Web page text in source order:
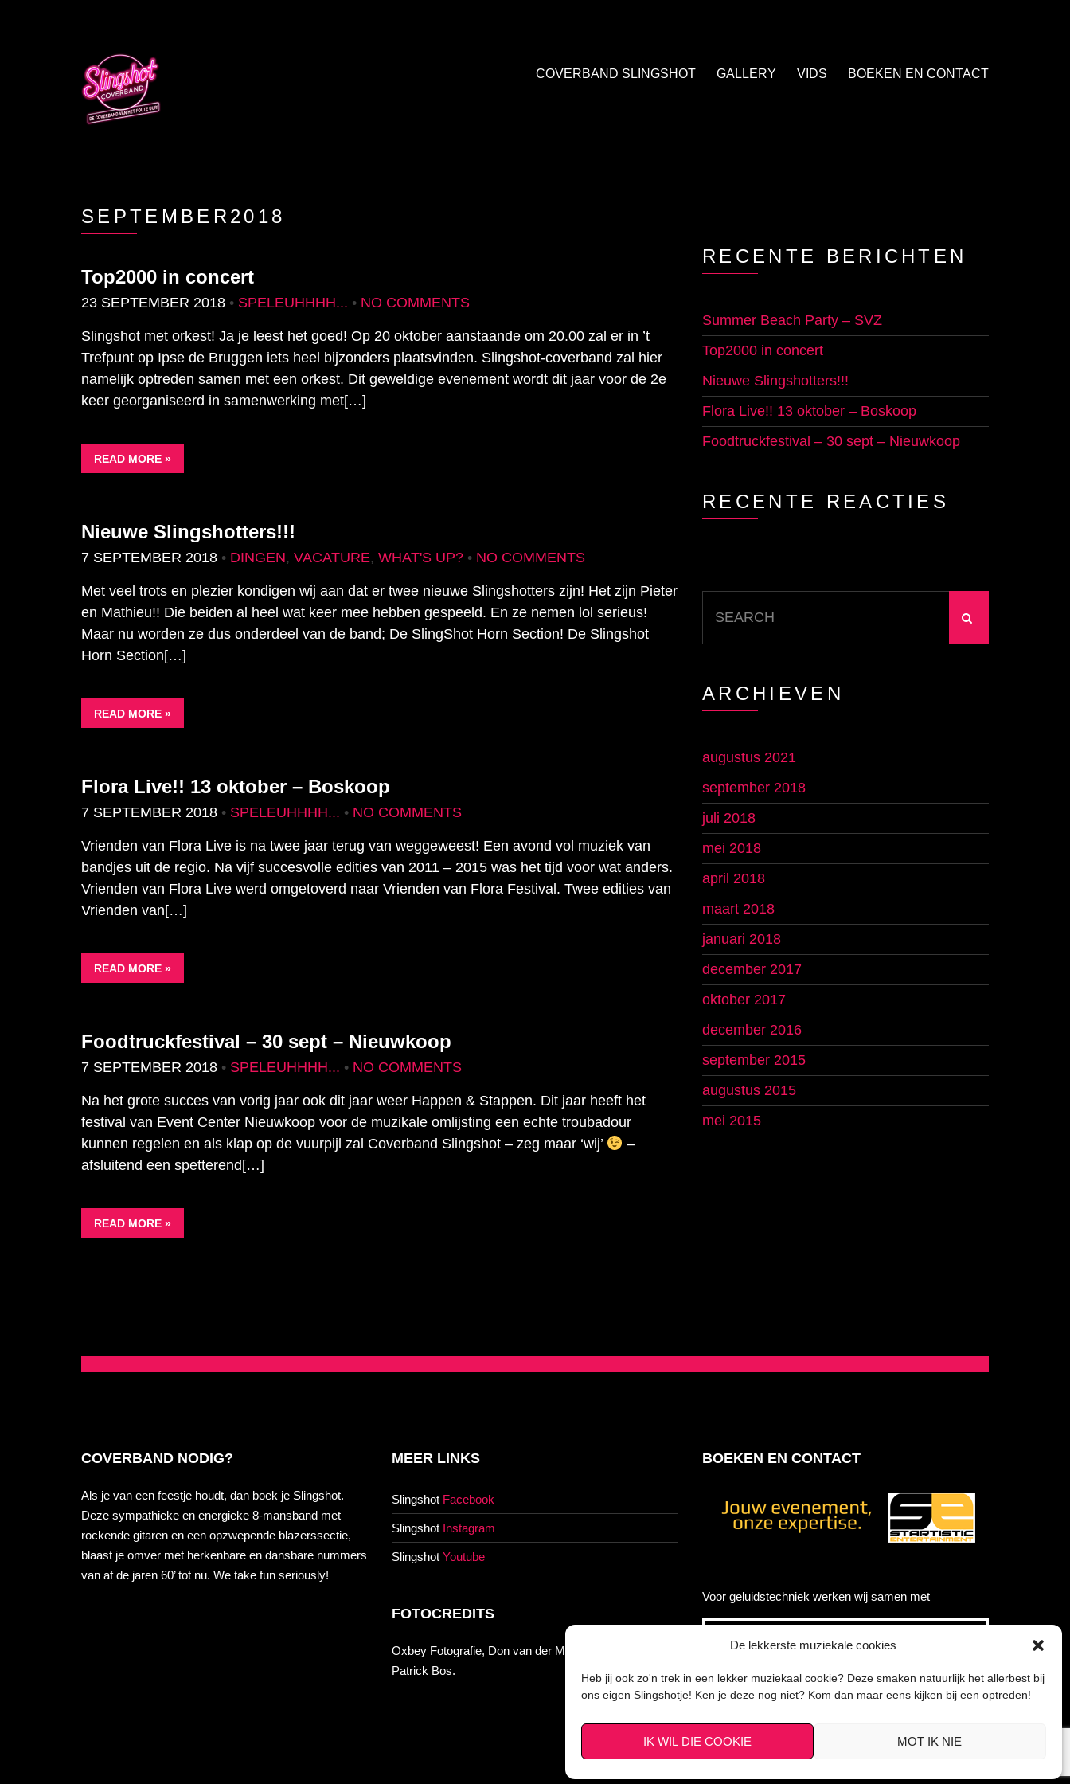
De lekkerste muziekale cookies
Heb jij ook zo'n trek in een lekker muziekaal cookie? Deze smaken natuurlijk het allerbest bij
ons eigen Slingshotje! Ken je deze nog niet? Kom dan maar eens kijken bij een optreden!
IK WIL DIE COOKIE MOT IK NIE
COVERBAND SLINGSHOT GALLERY VIDS BOEKEN EN CONTACT
SEPTEMBER2018
Top2000 in concert
23 SEPTEMBER 2018 • SPELEUHHHH... • NO COMMENTS
Slingshot met orkest! Ja je leest het goed! Op 20 oktober aanstaande om 20.00 zal er in ’t
Trefpunt op Ipse de Bruggen iets heel bijzonders plaatsvinden. Slingshot-coverband zal hier
namelijk optreden samen met een orkest. Dit geweldige evenement wordt dit jaar voor de 2e
keer georganiseerd in samenwerking met[…]
READ MORE »
Nieuwe Slingshotters!!!
7 SEPTEMBER 2018 • DINGEN, VACATURE, WHAT'S UP? • NO COMMENTS
Met veel trots en plezier kondigen wij aan dat er twee nieuwe Slingshotters zijn! Het zijn Pieter
en Mathieu!! Die beiden al heel wat keer mee hebben gespeeld. En ze nemen lol serieus!
Maar nu worden ze dus onderdeel van de band; De SlingShot Horn Section! De Slingshot
Horn Section[…]
READ MORE »
Flora Live!! 13 oktober – Boskoop
7 SEPTEMBER 2018 • SPELEUHHHH... • NO COMMENTS
Vrienden van Flora Live is na twee jaar terug van weggeweest! Een avond vol muziek van
bandjes uit de regio. Na vijf succesvolle edities van 2011 – 2015 was het tijd voor wat anders.
Vrienden van Flora Live werd omgetoverd naar Vrienden van Flora Festival. Twee edities van
Vrienden van[…]
READ MORE »
Foodtruckfestival – 30 sept – Nieuwkoop
7 SEPTEMBER 2018 • SPELEUHHHH... • NO COMMENTS
Na het grote succes van vorig jaar ook dit jaar weer Happen & Stappen. Dit jaar heeft het
festival van Event Center Nieuwkoop voor de muzikale omlijsting een echte troubadour
kunnen regelen en als klap op de vuurpijl zal Coverband Slingshot – zeg maar ‘wij’
–
afsluitend een spetterend[…]
READ MORE »
RECENTE BERICHTEN
Summer Beach Party – SVZ
Top2000 in concert
Nieuwe Slingshotters!!!
Flora Live!! 13 oktober – Boskoop
Foodtruckfestival – 30 sept – Nieuwkoop
RECENTE REACTIES
for:
ARCHIEVEN
augustus 2021
september 2018
juli 2018
mei 2018
april 2018
maart 2018
januari 2018
december 2017
oktober 2017
december 2016
september 2015
augustus 2015
mei 2015
COVERBAND NODIG?
Als je van een feestje houdt, dan boek je Slingshot.
Deze sympathieke en energieke 8-mansband met
rockende gitaren en een opzwepende blazerssectie,
blaast je omver met herkenbare en dansbare nummers
van af de jaren 60’ tot nu. We take fun seriously!
MEER LINKS
Slingshot Facebook
Slingshot Instagram
Slingshot Youtube
FOTOCREDITS
Oxbey Fotografie, Don van der Meer, Wesley Bakker,
Patrick Bos.
BOEKEN EN CONTACT
Voor geluidstechniek werken wij samen met